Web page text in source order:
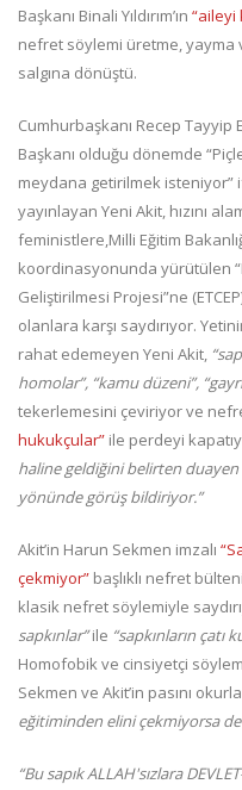
Başkanı Binali Yıldırım’ın “aileyi
nefret söylemi üretme, yayma
salgına dönüştü.
Cumhurbaşkanı Recep Tayyip
Başkanı olduğu dönemde
meydana getirilmek
yayınlayan Yeni Akit, hızını
feministlere,Milli Eğitim
koordinasyonunda yürütülen
Geliştirilmesi Projesi”ne
olanlara karşı saydırıyor.
rahat edemeyen Yeni Akit,
homolar”, “kamu düzeni”,
tekerlemesini çeviriyor ve
hukukçular” ile perdeyi
haline geldiğini belirten
yönünde görüş bildiriyor.”
Akit’in Harun Sekmen imzalı
çekmiyor” başlıklı nefret
klasik nefret söylemiyle
sapkınlar”ile “sapkınların çatı
Homofobik ve cinsiyetçi
Sekmen ve Akit’in pasını
eğitiminden elini çekmiyorsa
“Bu sapık ALLAH'sızlara